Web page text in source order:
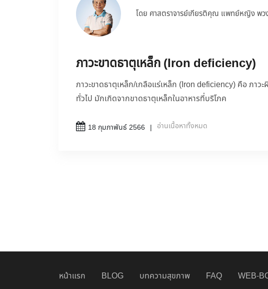
โดย ศาสตราจารย์เกียรติคุณ แพทย์หญิง พว
ภาวะขาดธาตุเหล็ก (Iron deficiency)
ภาวะขาดธาตุเหล็ก/เกลือแร่เหล็ก (Iron deficiency) คือ ภา
ทั่วไป มักเกิดจากขาดธาตุเหล็กในอาหารที่บริโภค
18 กุมภาพันธ์ 2566 อ่านเนื้อหาทั้งหมด
หน้าแรก BLOG บทความสุขภาพ FAQ WEB-